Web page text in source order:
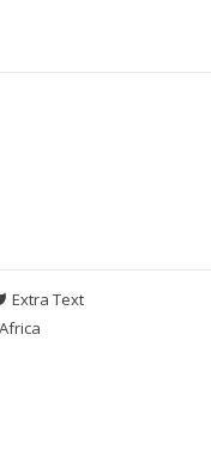
Extra Text